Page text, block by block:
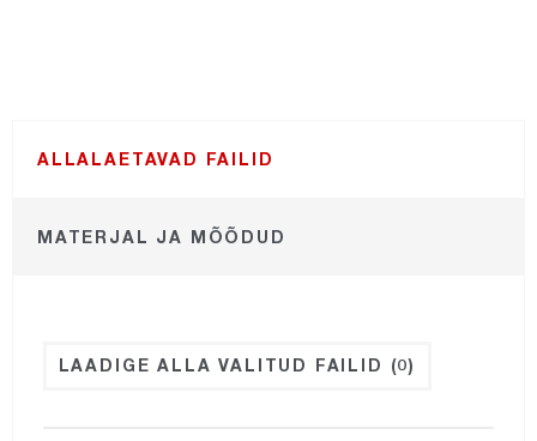
NORDdiffuser
ALLALAETAVAD FAILID
MATERJAL JA MÕÕDUD
LAADIGE ALLA VALITUD FAILID (0)